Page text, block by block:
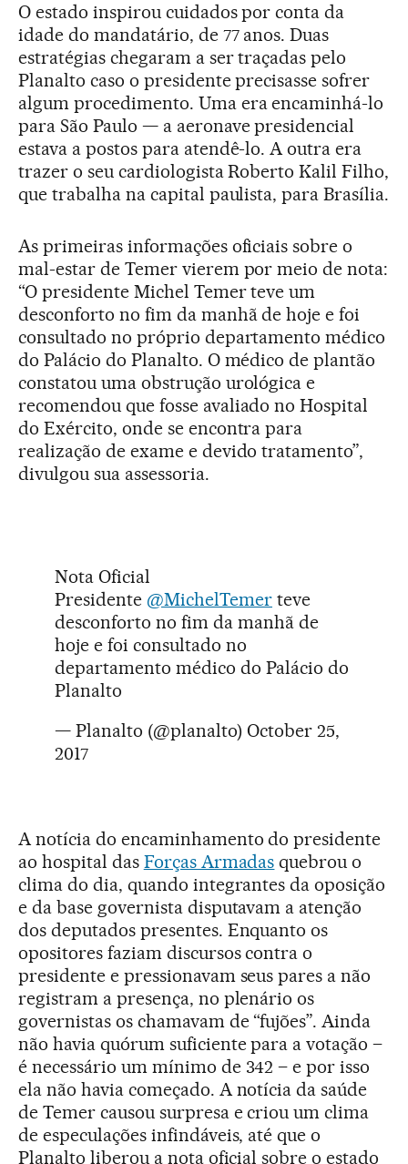
O estado inspirou cuidados por conta da
idade do mandatário, de 77 anos. Duas
estratégias chegaram a ser traçadas pelo
Planalto caso o presidente precisasse sofrer
algum procedimento. Uma era encaminhá-lo
para São Paulo — a aeronave presidencial
estava a postos para atendê-lo. A outra era
trazer o seu cardiologista Roberto Kalil Filho,
que trabalha na capital paulista, para Brasília.
As primeiras informações oficiais sobre o
mal-estar de Temer vierem por meio de nota:
“O presidente Michel Temer teve um
desconforto no fim da manhã de hoje e foi
consultado no próprio departamento médico
do Palácio do Planalto. O médico de plantão
constatou uma obstrução urológica e
recomendou que fosse avaliado no Hospital
do Exército, onde se encontra para
realização de exame e devido tratamento”,
divulgou sua assessoria.
Nota Oficial
Presidente @MichelTemer teve
desconforto no fim da manhã de
hoje e foi consultado no
departamento médico do Palácio do
Planalto
— Planalto (@planalto) October 25,
2017
A notícia do encaminhamento do presidente
ao hospital das Forças Armadas quebrou o
clima do dia, quando integrantes da oposição
e da base governista disputavam a atenção
dos deputados presentes. Enquanto os
opositores faziam discursos contra o
presidente e pressionavam seus pares a não
registram a presença, no plenário os
governistas os chamavam de “fujões”. Ainda
não havia quórum suficiente para a votação –
é necessário um mínimo de 342 – e por isso
ela não havia começado. A notícia da saúde
de Temer causou surpresa e criou um clima
de especulações infindáveis, até que o
Planalto liberou a nota oficial sobre o estado